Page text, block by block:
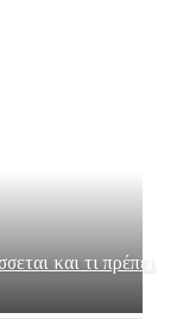
και τι πρέπει